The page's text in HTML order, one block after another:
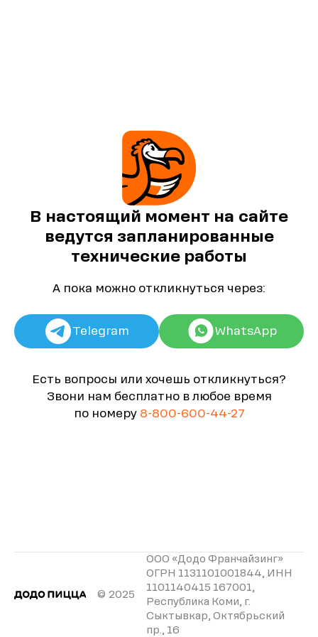
В настоящий момент на сайте
ведутся запланированные
технические работы
А пока можно откликнуться через:
Telegram WhatsApp
Есть вопросы или хочешь откликнуться?
Звони нам бесплатно в любое время
по номеру 8-800-600-44-27
© 2025
ООО «Додо Франчайзинг»
ОГРН 1131101001844, ИНН
1101140415 167001,
Республика Коми, г.
Сыктывкар, Октябрьский
пр., 16